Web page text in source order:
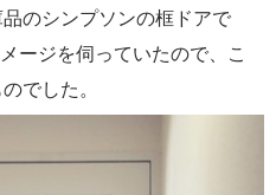
のシンプソンの框ドアで
ージを伺っていたので、こ
でした。